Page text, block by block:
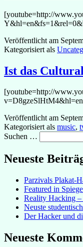
[youtube=http://
Veröffentlicht am
Kategorisiert als
Ist das
[youtube=http://
Veröffentlicht am
Kategorisiert als music,
Suchen …
Neueste
Parzivals Plakat-
Featured in
Reality Hacking –
Neuste
Der Hacker und
Neueste